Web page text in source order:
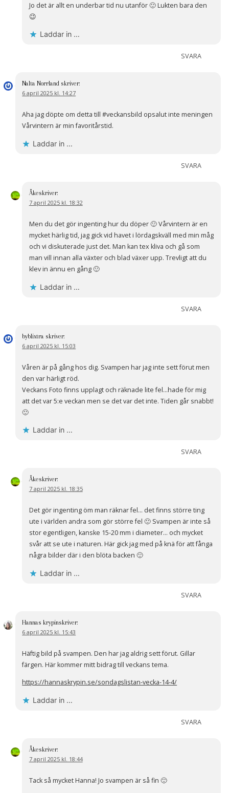
Jo det är allt en underbar tid nu utanför 🙂 Lukten bara den
😉
Laddar in …
SVARA
Nalta Norrland skriver:
6 april 2025 kl. 14:27
Aha jag döpte om detta till #veckansbild opsalut inte meningen
Vårvintern är min favoritårstid.
Laddar in …
SVARA
Åkeskriver:
7 april 2025 kl. 18:32
Men du det gör ingenting hur du döper 🙂 Vårvintern är en
mycket härlig tid, jag gick vid havet i lördagskväll med min måg
och vi diskuterade just det. Man kan tex kliva och gå som
man vill innan alla växter och blad växer upp. Trevligt att du
klev in ännu en gång 🙂
Laddar in …
SVARA
byblixtra skriver:
6 april 2025 kl. 15:03
Våren är på gång hos dig. Svampen har jag inte sett förut men
den var härligt röd.
Veckans Foto finns upplagt och räknade lite fel…hade för mig
att det var 5:e veckan men se det var det inte. Tiden går snabbt!
🙂
Laddar in …
SVARA
Åkeskriver:
7 april 2025 kl. 18:35
Det gör ingenting öm man räknar fel… det finns större ting
ute i världen andra som gör större fel 🙂 Svampen är inte så
stor egentligen, kanske 15-20 mm i diameter… och mycket
svår att se ute i naturen. Här gick jag med på knä för att fånga
några bilder där i den blöta backen 🙂
Laddar in …
SVARA
Hannas krypinskriver:
6 april 2025 kl. 15:43
Häftig bild på svampen. Den har jag aldrig sett förut. Gillar
färgen. Här kommer mitt bidrag till veckans tema.
https://hannaskrypin.se/sondagslistan-vecka-14-4/
Laddar in …
SVARA
Åkeskriver:
7 april 2025 kl. 18:44
Tack så mycket Hanna! Jo svampen är så fin 🙂